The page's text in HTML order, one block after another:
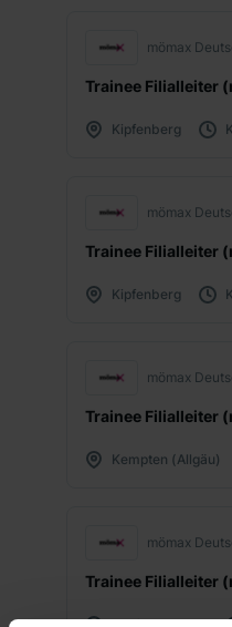
mömax
Trainee Filialleiter
Kipfenberg
mömax
Trainee Filialleiter
Kipfenberg
mömax
Trainee Filialleiter
Kempten (Allgäu)
mömax
Trainee Filialleiter